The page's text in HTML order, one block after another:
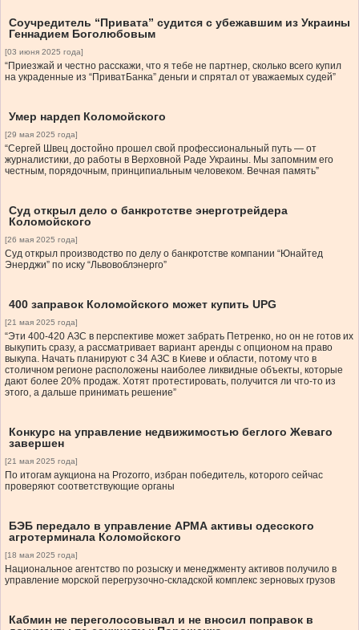
Соучредитель “Привата” судится с убежавшим из Украины
Геннадием Боголюбовым
[03 июня 2025 года]
“Приезжай и честно расскажи, что я тебе не партнер, сколько всего купил
на украденные из “ПриватБанка” деньги и спрятал от уважаемых судей”
Умер нардеп Коломойского
[29 мая 2025 года]
“Сергей Швец достойно прошел свой профессиональный путь — от
журналистики, до работы в Верховной Раде Украины. Мы запомним его
честным, порядочным, принципиальным человеком. Вечная память”
Суд открыл дело о банкротстве энерготрейдера
Коломойского
[26 мая 2025 года]
Суд открыл производство по делу о банкротстве компании “Юнайтед
Энерджи” по иску “Львовоблэнерго”
400 заправок Коломойского может купить UPG
[21 мая 2025 года]
“Эти 400-420 АЗС в перспективе может забрать Петренко, но он не готов их
выкупить сразу, а рассматривает вариант аренды с опционом на право
выкупа. Начать планируют с 34 АЗС в Киеве и области, потому что в
столичном регионе расположены наиболее ликвидные объекты, которые
дают более 20% продаж. Хотят протестировать, получится ли что-то из
этого, а дальше принимать решение”
Конкурс на управление недвижимостью беглого Жеваго
завершен
[21 мая 2025 года]
По итогам аукциона на Prozorro, избран победитель, которого сейчас
проверяют соответствующие органы
БЭБ передало в управление АРМА активы одесского
агротерминала Коломойского
[18 мая 2025 года]
Национальное агентство по розыску и менеджменту активов получило в
управление морской перегрузочно-складской комплекс зерновых грузов
Кабмин не переголосовывал и не вносил поправок в